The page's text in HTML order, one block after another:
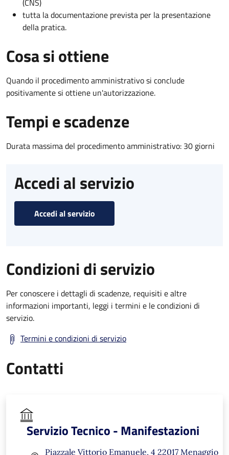
tutta la documentazione prevista per la presentazione
della pratica.
Cosa si ottiene
Quando il procedimento amministrativo si conclude
positivamente si ottiene un'autorizzazione.
Tempi e scadenze
Durata massima del procedimento amministrativo: 30 giorni
Accedi al servizio
Accedi al servizio
Condizioni di servizio
Per conoscere i dettagli di scadenze, requisiti e altre
informazioni importanti, leggi i termini e le condizioni di
servizio.
Termini e condizioni di servizio
Contatti
Servizio Tecnico - Manifestazioni
Piazzale Vittorio Emanuele, 4 22017 Menaggio